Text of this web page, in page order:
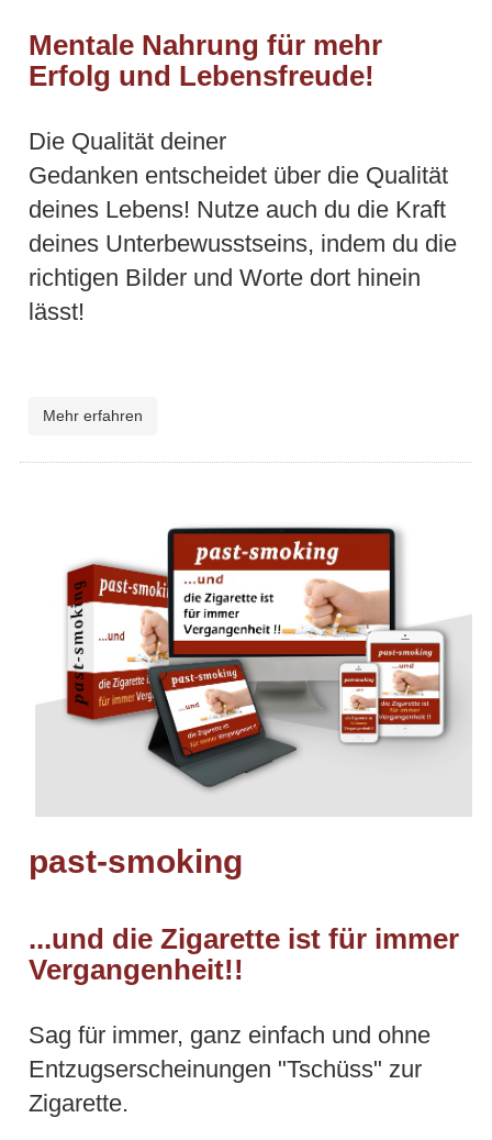
Mentale Nahrung für mehr
Erfolg und Lebensfreude!
Die Qualität deiner
Gedanken entscheidet über die Qualität
deines Lebens! Nutze auch du die Kraft
deines Unterbewusstseins, indem du die
richtigen Bilder und Worte dort hinein
lässt!
Mehr erfahren
past-smoking
...und die Zigarette ist für immer
Vergangenheit!!
Sag für immer, ganz einfach und ohne
Entzugserscheinungen "Tschüss" zur
Zigarette.